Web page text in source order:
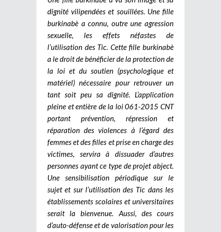
dignité vilipendées et souillées. Une fille
burkinabè a connu, outre une agression
sexuelle, les effets néfastes de
l’utilisation des Tic. Cette fille burkinabè
a le droit de bénéficier de la protection de
la loi et du soutien (psychologique et
matériel) nécessaire pour retrouver un
tant soit peu sa dignité. L’application
pleine et entière de la loi 061-2015 CNT
portant prévention, répression et
réparation des violences à l’égard des
femmes et des filles et prise en charge des
victimes, servira à dissuader d’autres
personnes ayant ce type de projet abject.
Une sensibilisation périodique sur le
sujet et sur l’utilisation des Tic dans les
établissements scolaires et universitaires
serait la bienvenue. Aussi, des cours
d’auto-défense et de valorisation pour les